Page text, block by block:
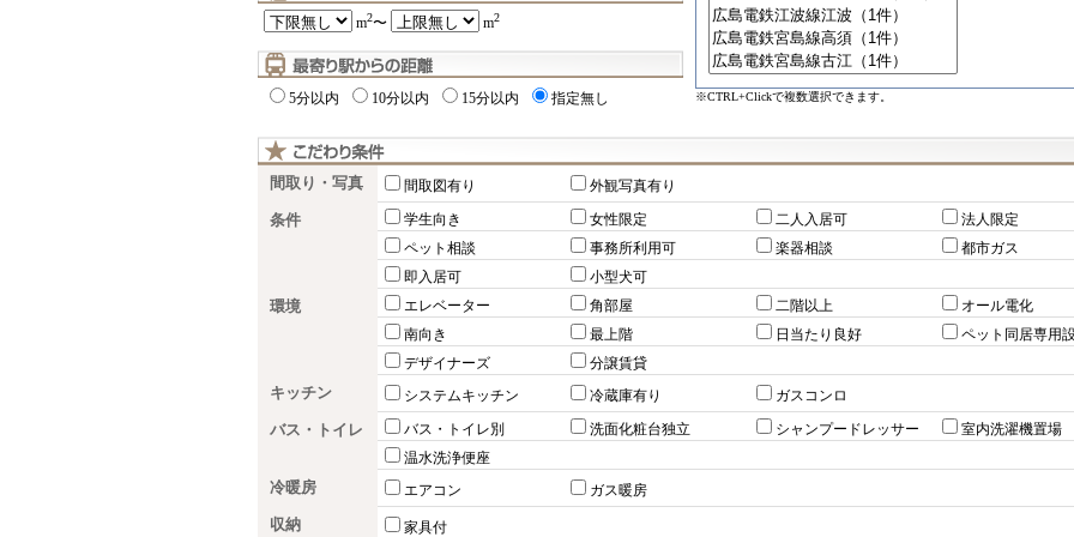
m2〜 m2
5分以内 10分以内 15分以内 指定無し ※CTRL+Clickで複数選択できます。
間取り・写真 間取図有り 外観写真有り
条件 学生向き 女性限定 二人入居可
法人限定
ペット相談
事務所利用可 楽器相談
都市ガス
即入居可
小型犬可
環境 エレベーター 角部屋 二階以上
オール電化
南向き
最上階 日当たり良好
ペット同居専用
デザイナーズ
分譲賃貸
キッチン システムキッチン 冷蔵庫有り ガスコンロ
バス・トイレ バス・トイレ別 洗面化粧台独立 シャンプードレッサー
室内洗濯機置場
温水洗浄便座
冷暖房 エアコン ガス暖房
収納 家具付